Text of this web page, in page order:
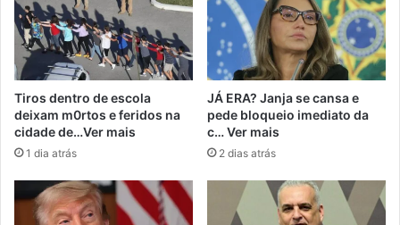
Tiros dentro de escola
deixam m0rtos e feridos na
cidade de…Ver mais
1 dia atrás
JÁ ERA? Janja se cansa e
pede bloqueio imediato da
c… Ver mais
2 dias atrás